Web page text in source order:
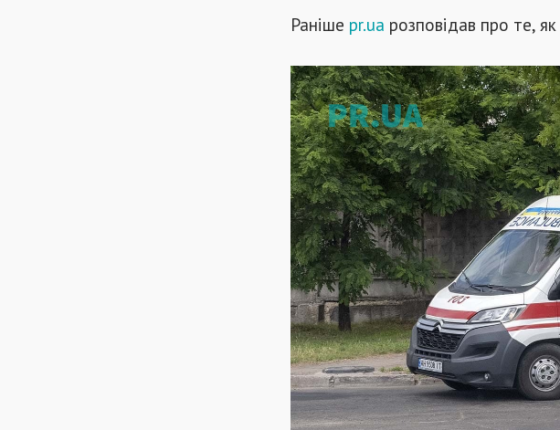
Раніше pr.ua розповідав про те, як